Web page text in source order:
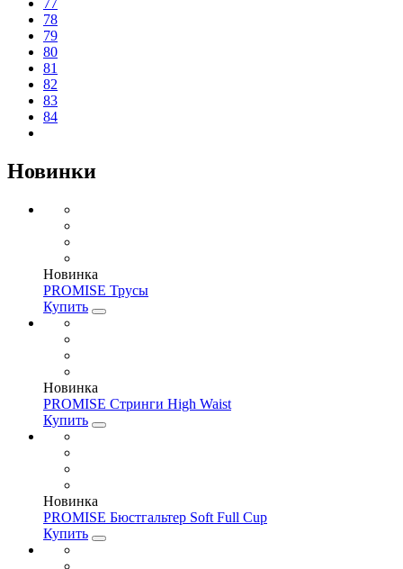
78
79
80
81
82
83
84
Новинки
Новинка
PROMISE Трусы
Купить
Новинка
PROMISE Стринги High Waist
Купить
Новинка
PROMISE Бюстгальтер Soft Full Cup
Купить